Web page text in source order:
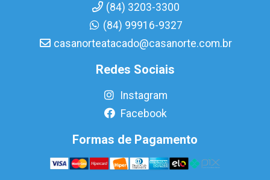
(84) 3203-3300
(84) 99916-9327
casanorteatacado@casanorte.com.br
Redes Sociais
Instagram
Facebook
Formas de Pagamento